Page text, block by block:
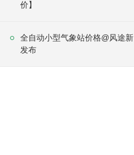
价】
全自动小型气象站价格@风途新
发布